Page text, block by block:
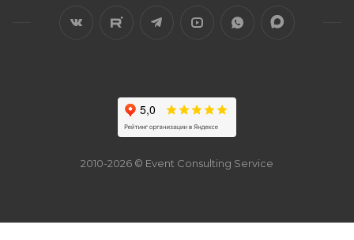
2010-2026 © Event Consulting Service